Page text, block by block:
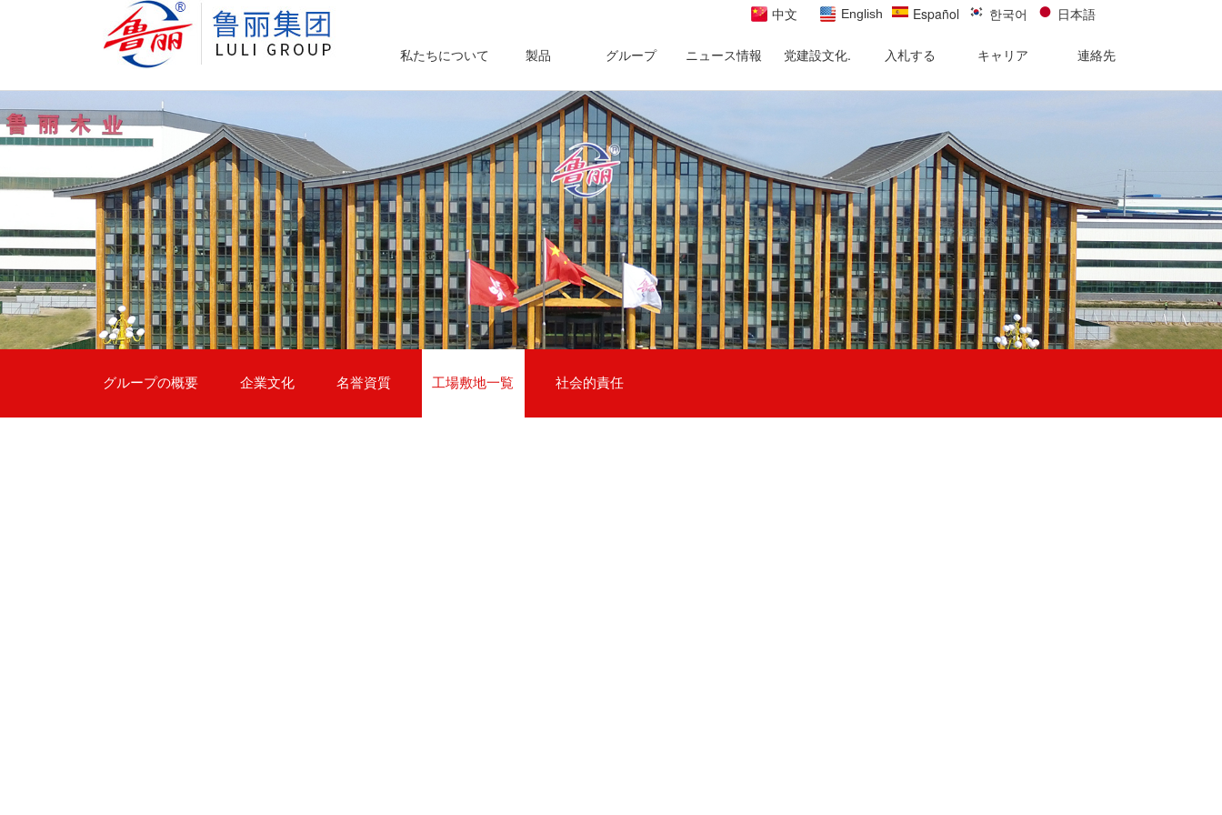
日本語
한국어
Español
English
中文
私たちについて 製品 グループ ニュース情報 党建設文化. 入札する キャリア 連絡先
グループの概要 企業文化 名誉資質 工場敷地一覧 社会的責任